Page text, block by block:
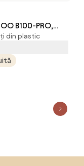
B100-PRO,
mecanism
blocare,
Mesh, Gri
din plastic